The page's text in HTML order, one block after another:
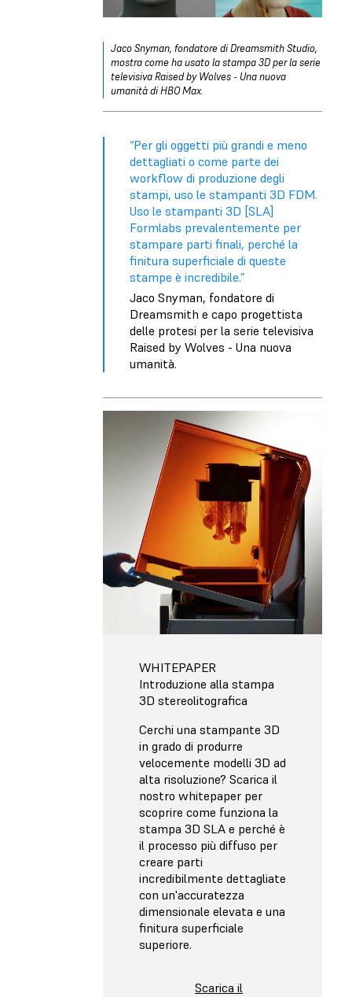
Jaco Snyman, fondatore di Dreamsmith Studio,
mostracome ha usato la stampa 3D per la serie
televisiva Raised by Wolves - Una nuova
umanità di HBO Max.
“Per gli oggetti più grandi e meno
dettagliati o come parte dei
workflow di produzione degli
stampi, uso le stampanti 3D FDM.
Uso le stampanti 3D [SLA]
Formlabs prevalentemente per
stampare parti finali, perché la
finitura superficiale di queste
stampe è incredibile.”
Jaco Snyman, fondatore di
Dreamsmith e capo progettista
delle protesi per la serie televisiva
Raised by Wolves - Una nuova
umanità.
WHITEPAPER
Introduzione alla stampa
3D stereolitografica
Cerchi una stampante 3D
in grado di produrre
velocemente modelli 3D ad
alta risoluzione? Scarica il
nostro whitepaper per
scoprire come funziona la
stampa 3D SLA e perché è
il processo più diffuso per
creare parti
incredibilmente dettagliate
con un'accuratezza
dimensionale elevata e una
finitura superficiale
superiore.
Scarica il